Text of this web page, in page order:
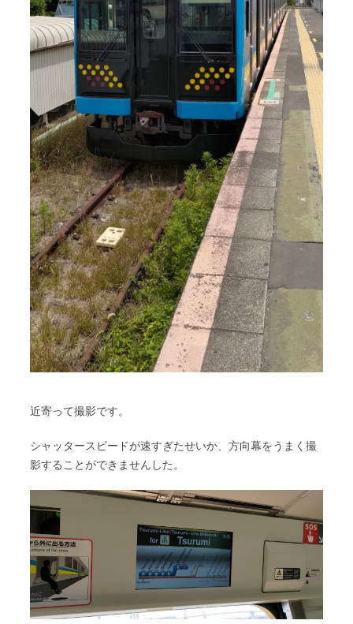
近寄って撮影です。
シャッタースピードが速すぎたせいか、方向幕をうまく撮
影することができませんした。